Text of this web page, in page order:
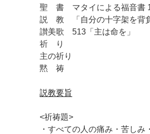
聖 書 マタイによる福音書
説 教 「自分の十字架を背負
讃美歌 513「主は命を」
祈 り
主の祈り
黙 祷
説教要旨
<祈祷題>
・すべての人の痛み・苦し